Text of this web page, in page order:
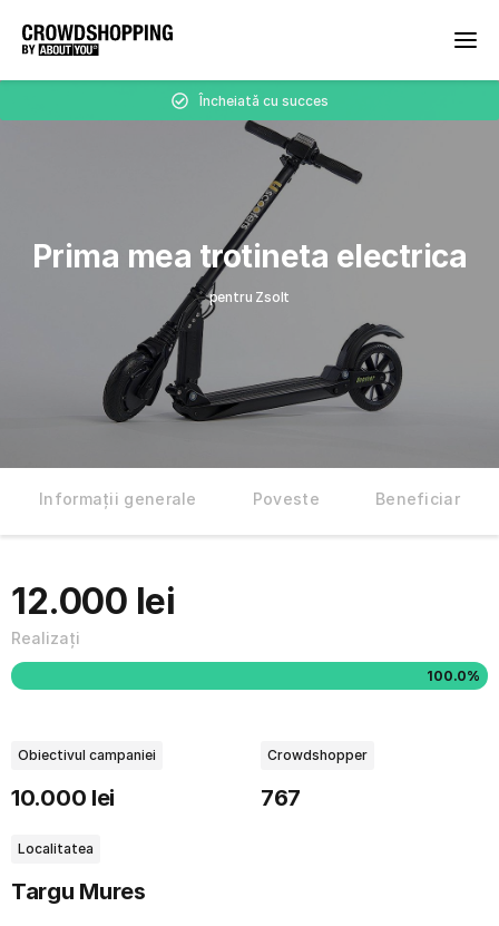
Încheiată cu succes
Prima mea trotineta electrica
pentru Zsolt
Informații generale Poveste Beneficiar
12.000 lei
Realizați
100.0%
Obiectivul campaniei
10.000 lei
Crowdshopper
767
Localitatea
Targu Mures